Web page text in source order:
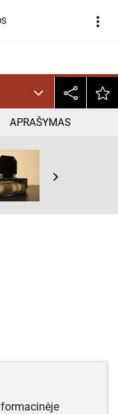
more_vert
APRAŠYMAS
keyboard_arrow_right